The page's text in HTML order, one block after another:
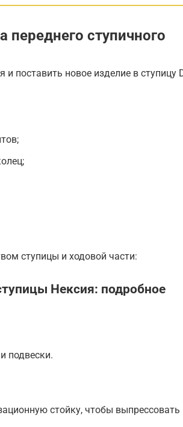
переднего ступичного
поставить новое изделие в ступицу
ступицы и ходовой части:
Нексия: подробное
подвески.
стойку, чтобы выпрессовать